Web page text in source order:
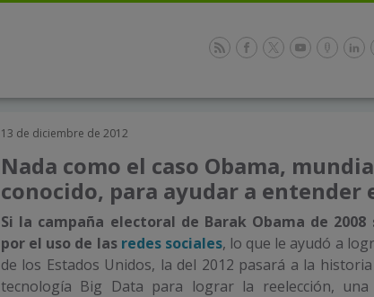
13 de diciembre de 2012
Nada como el caso Obama,
conocido, para ayudar a entender
Si la campaña electoral de Barak Obama de
por el uso de las redes sociales, lo que le ayudó a
de los Estados Unidos, la del 2012 pasará a la
tecnología Big Data para lograr la reelección, una